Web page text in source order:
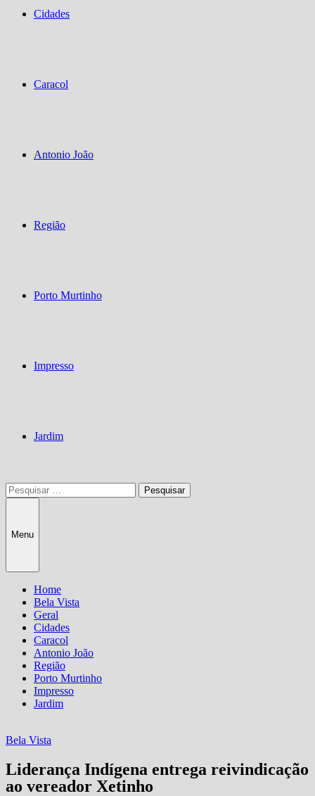
Cidades
Caracol
Antonio João
Região
Porto Murtinho
Impresso
Jardim
Pesquisar
por:
Menu
Home
Bela Vista
Geral
Cidades
Caracol
Antonio João
Região
Porto Murtinho
Impresso
Jardim
Bela Vista
Liderança Indígena entrega reivindicação
ao vereador Xetinho